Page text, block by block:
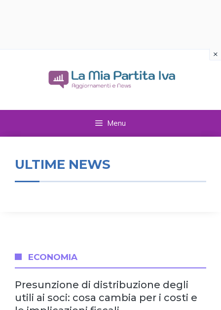
Menu
ULTIME NEWS
ECONOMIA
Presunzione di distribuzione degli
utili ai soci: cosa cambia per i costi e
×